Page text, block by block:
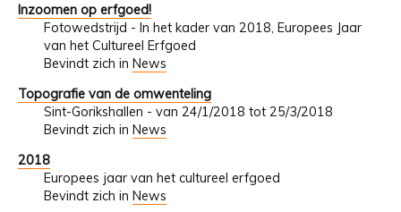
Inzoomen op erfgoed!
Fotowedstrijd - In het kader van 2018, Europees Jaar
van het Cultureel Erfgoed
Bevindt zich in News
Topografie van de omwenteling
Sint-Gorikshallen - van 24/1/2018 tot 25/3/2018
Bevindt zich in News
2018
Europees jaar van het cultureel erfgoed
Bevindt zich in News